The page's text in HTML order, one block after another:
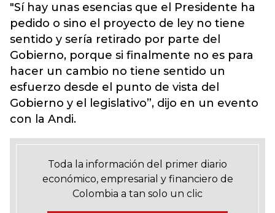
"Sí hay unas esencias que el Presidente ha
pedido o sino el proyecto de ley no tiene
sentido y sería retirado por parte del
Gobierno, porque si finalmente no es para
hacer un cambio no tiene sentido un
esfuerzo desde el punto de vista del
Gobierno y el legislativo”, dijo en un evento
con la Andi.
Toda la información del primer diario
económico, empresarial y financiero de
Colombia a tan solo un clic